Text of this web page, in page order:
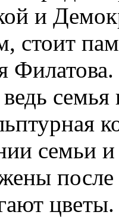
и
стоит
семья
семьи
цветы.